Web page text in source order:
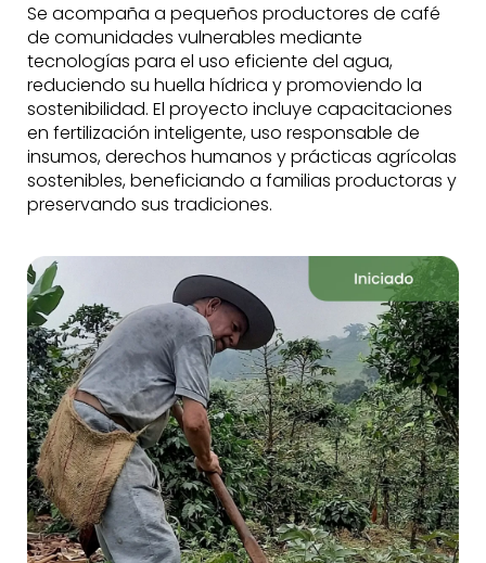
Se acompaña a pequeños productores de café
de comunidades vulnerables mediante
tecnologías para el uso eficiente del agua,
reduciendo su huella hídrica y promoviendo la
sostenibilidad. El proyecto incluye capacitaciones
en fertilización inteligente, uso responsable de
insumos, derechos humanos y prácticas agrícolas
sostenibles, beneficiando a familias productoras y
preservando sus tradiciones.